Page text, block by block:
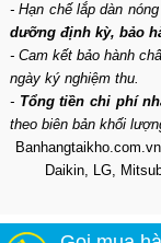
- Hạn chế lắp dàn
dưỡng định kỳ, bảo
- Cam kết bảo hành
ngày ký nghiệm thu.
- Tổng tiền chi phí
theo biên bản khối
Daikin, LG,